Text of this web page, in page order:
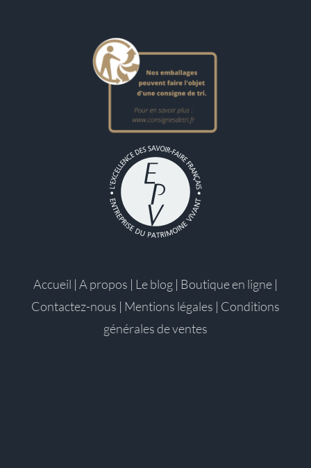
Accueil | A propos | Le blog | Boutique en ligne |
Contactez-nous | Mentions légales | Conditions
générales de ventes